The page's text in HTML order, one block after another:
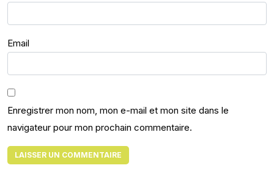
Email
Enregistrer mon nom, mon e-mail et mon site dans le
navigateur pour mon prochain commentaire.